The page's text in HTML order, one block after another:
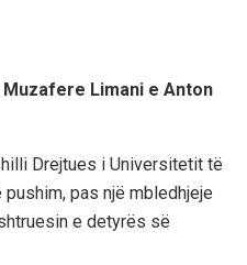
Limani e Anton
Drejtues i Universitetit të
pas një mbledhjeje
e detyrës së